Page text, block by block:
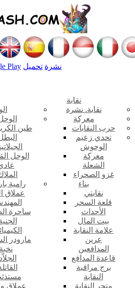
Play نشرة تحميل
طين
الوحل
رامية
عملاق
ساحرة
مارودر
الجلاّد
عملاق
نقابة
نقابة. نشرة
معركة
حرب النقابات
تحدي زعيم
الوحوش
معركة
الشعلة
غزو الصحراء
بناء
نقابتي
قلعة السحر
الأحداث
بيت المال
علامة النقابة
عرين
المدافعين
قاعدة المدافع
برج مراقبة
النقابة
متجر النقابة